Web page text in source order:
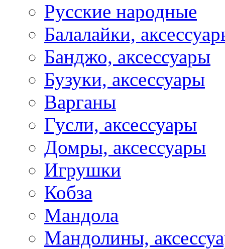
Русские народные
Балалайки,
Банджо, аксессуары
Бузуки, аксессуары
Варганы
Гусли, аксессуары
Домры, аксессуары
Игрушки
Кобза
Мандола
Мандолины,